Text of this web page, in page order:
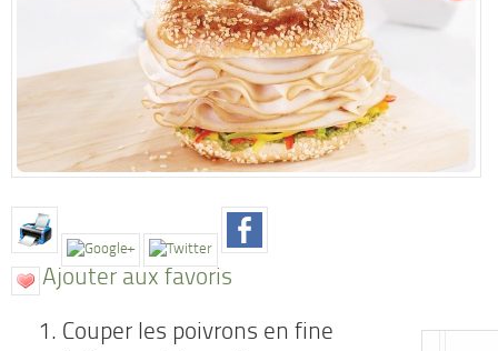
Ajouter aux favoris
Couper les poivrons en fine